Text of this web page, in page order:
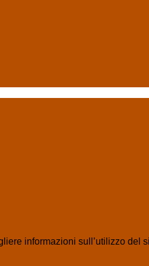
informazioni sull’utilizzo del